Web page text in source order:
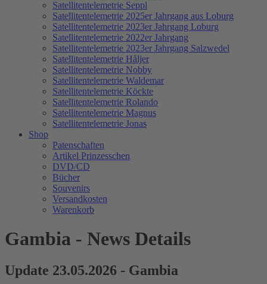
Satellitentelemetrie Seppl
Satellitentelemetrie 2025er Jahrgang aus Loburg
Satellitentelemetrie 2023er Jahrgang Loburg
Satellitentelemetrie 2022er Jahrgang
Satellitentelemetrie 2023er Jahrgang Salzwedel
Satellitentelemetrie Håljer
Satellitentelemetrie Nobby
Satellitentelemetrie Waldemar
Satellitentelemetrie Köckte
Satellitentelemetrie Rolando
Satellitentelemetrie Magnus
Satellitentelemetrie Jonas
Shop
Patenschaften
Artikel Prinzesschen
DVD/CD
Bücher
Souvenirs
Versandkosten
Warenkorb
Gambia - News Details
Update 23.05.2026 - Gambia